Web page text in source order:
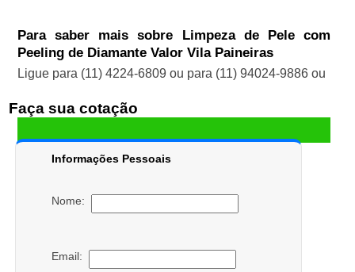
Para saber mais sobre Limpeza de Pele com
Peeling de Diamante Valor Vila Paineiras
Ligue para (11) 4224-6809 ou para (11) 94024-9886ou
Faça sua cotação
Informações Pessoais
Nome:
Email: